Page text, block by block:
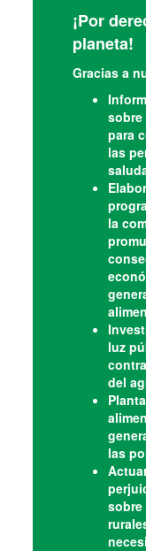
¡Por
planeta!
Gracias a
para
las
la
luz
del
las
sobre